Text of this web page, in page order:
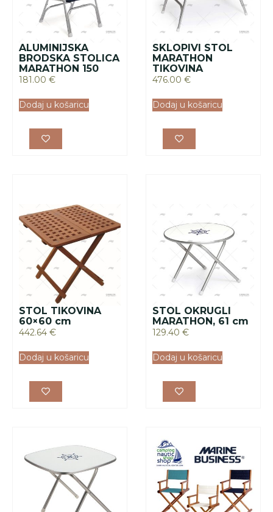
ALUMINIJSKA
BRODSKA STOLICA
MARATHON 150
181.00 €
Dodaj u košaricu
SKLOPIVI STOL
MARATHON
TIKOVINA
476.00 €
Dodaj u košaricu
STOL TIKOVINA
60×60 cm
442.64 €
Dodaj u košaricu
STOL OKRUGLI
MARATHON, 61 cm
129.40 €
Dodaj u košaricu